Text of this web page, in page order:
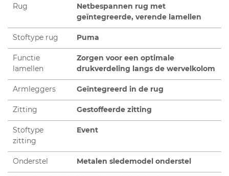
Rug
Netbespannen rug met
geïntegreerde, verende lamellen
Stoftype rug Puma
Functie
lamellen
Zorgen voor een optimale
drukverdeling langs de wervelkolom
Armleggers Geïntegreerd in de rug
Zitting Gestoffeerde zitting
Stoftype
zitting
Event
Onderstel Metalen sledemodel onderstel